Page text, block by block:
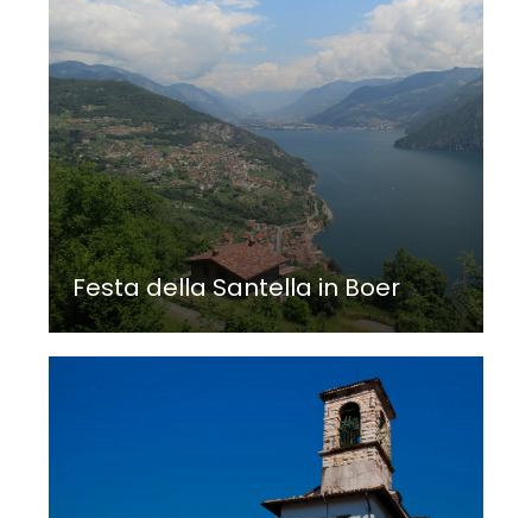
Festa della Santella in Boer